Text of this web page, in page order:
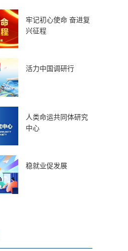
牢记初心使命 奋进复
兴征程
活力中国调研行
人类命运共同体研究
中心
稳就业促发展